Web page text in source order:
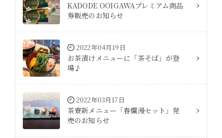
KADODE OOIGAWAプレミアム商品
券販売のお知らせ
2022年04月19日
お茶漬けメニューに「茶そば」が登
場♪
2022年03月17日
茶寮新メニュー「春爛漫セット」発
売のお知らせ